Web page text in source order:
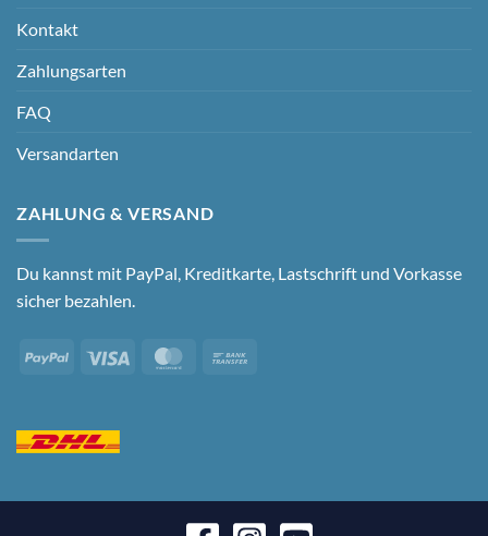
Kontakt
Zahlungsarten
FAQ
Versandarten
ZAHLUNG & VERSAND
Du kannst mit PayPal, Kreditkarte, Lastschrift und Vorkasse
sicher bezahlen.
PayPal Visa MasterCard